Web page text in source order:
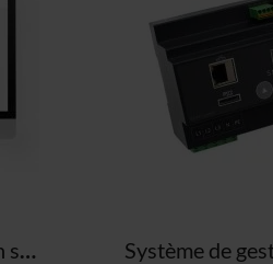
KEBA eMobility Solution small pour les hôtels et les entreprises